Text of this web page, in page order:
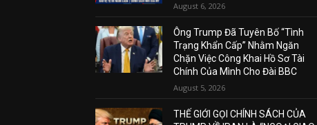
August 6, 2026
Ông Trump Đã Tuyên Bố “Tình
Trạng Khẩn Cấp” Nhằm Ngăn
Chặn Việc Công Khai Hồ Sơ Tài
Chính Của Mình Cho Đài BBC
August 5, 2026
THẾ GIỚI GỌI CHÍNH SÁCH CỦA